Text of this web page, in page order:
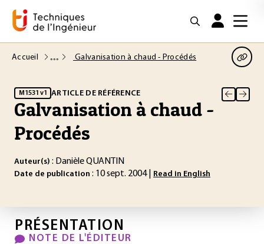
Accueil Galvanisation à chaud - Procédés
M1531 v1 ARTICLE DE RÉFÉRENCE
Galvanisation à chaud -
Procédés
Auteur(s) : Danièle QUANTIN
Date de publication : 10 sept. 2004 | Read in English
PRÉSENTATION
NOTE DE L'ÉDITEUR